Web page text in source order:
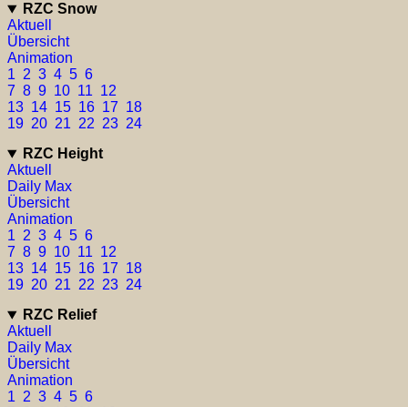
RZC Snow
Aktuell
Übersicht
Animation
1 2 3 4 5 6
7 8 9 10 11 12
13 14 15 16 17 18
19 20 21 22 23 24
RZC Height
Aktuell
Daily Max
Übersicht
Animation
1 2 3 4 5 6
7 8 9 10 11 12
13 14 15 16 17 18
19 20 21 22 23 24
RZC Relief
Aktuell
Daily Max
Übersicht
Animation
1 2 3 4 5 6